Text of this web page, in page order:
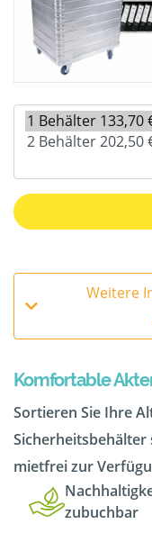
Weitere
Komfortable
Sortieren Sie Ihre
Sicherheitsbehälter
mietfrei zur
zubuchbar